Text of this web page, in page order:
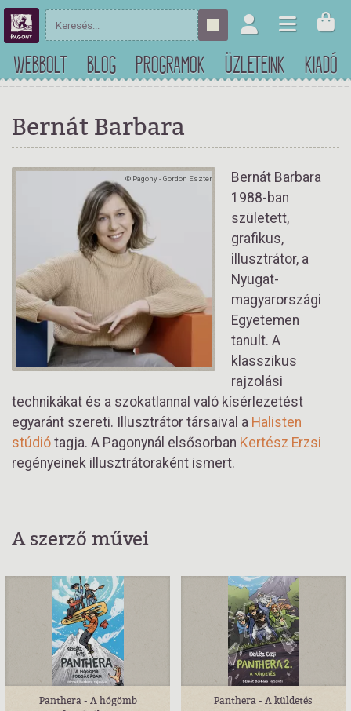
WEBBOLT BLOG PROGRAMOK ÜZLETEINK KIADÓ
Bernát Barbara
© Pagony - Gordon Eszter
Bernát Barbara
1988-ban
született,
grafikus,
illusztrátor, a
Nyugat-
magyarországi
Egyetemen
tanult. A
klasszikus
rajzolási
technikákat és a szokatlannal való kísérlezetést
egyaránt szereti. Illusztrátor társaival a Halisten
stúdió tagja. A Pagonynál elsősorban Kertész Erzsi
regényeinek illusztrátoraként ismert.
A szerző művei
Panthera - A hógömb
Panthera - A küldetés